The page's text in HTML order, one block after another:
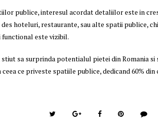
publice, interesul acordat detaliilor este in
hoteluri, restaurante, sau alte spatii publice,
este vizibil.
stiut sa surprinda potentialul pietei din Romania si
ce priveste spatiile publice, dedicand 60%